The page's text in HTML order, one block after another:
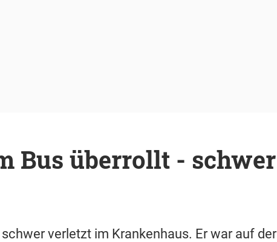
Bus überrollt - schwer
verletzt im Krankenhaus. Er war auf der